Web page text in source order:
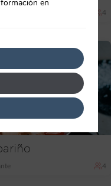
4
4
en